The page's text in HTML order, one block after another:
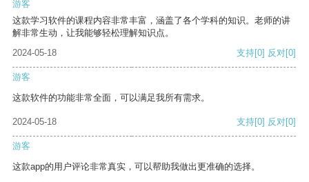
游客
这款学习软件的课程内容非常丰富，涵盖了各个学科的知识。老师的讲
解非常生动，让我能够轻松理解知识点。
2024-05-18
支持[0] 反对[0]
游客
这款软件的功能非常全面，可以满足我所有需求。
2024-05-18 支持[0] 反对[0]
游客
这款app的用户评论非常真实，可以帮助我做出更准确的选择。